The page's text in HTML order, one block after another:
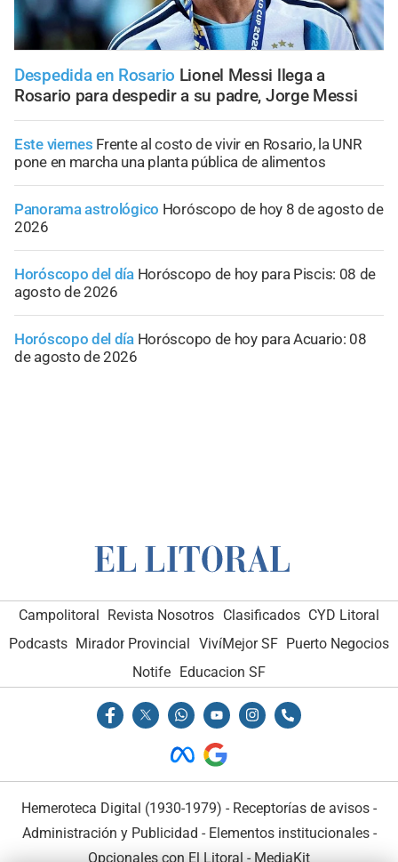
Despedida en Rosario Lionel Messi llega a
Rosario para despedir a su padre, Jorge Messi
Este viernes Frente al costo de vivir en Rosario, la UNR
pone en marcha una planta pública de alimentos
Panorama astrológico Horóscopo de hoy 8 de agosto de
2026
Horóscopo del día Horóscopo de hoy para Piscis: 08 de
agosto de 2026
Horóscopo del día Horóscopo de hoy para Acuario: 08
de agosto de 2026
Campolitoral Revista Nosotros Clasificados CYD Litoral
Podcasts Mirador Provincial VivíMejor SF Puerto Negocios
Notife Educacion SF
Hemeroteca Digital (1930-1979) - Receptorías de avisos -
Administración y Publicidad - Elementos institucionales-
Opcionales con El Litoral - MediaKit